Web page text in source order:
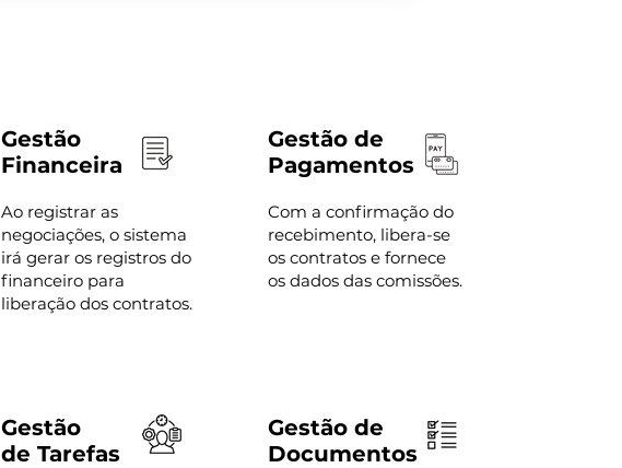
Gestão
Financeira
Ao registrar as
negociações, o sistema
irá gerar os registros do
financeiro para
liberação dos contratos.
Gestão de
Pagamentos
Com a confirmação do
recebimento, libera-se
os contratos e fornece
os dados das comissões.
Gestão
de Tarefas
Gestão de
Documentos